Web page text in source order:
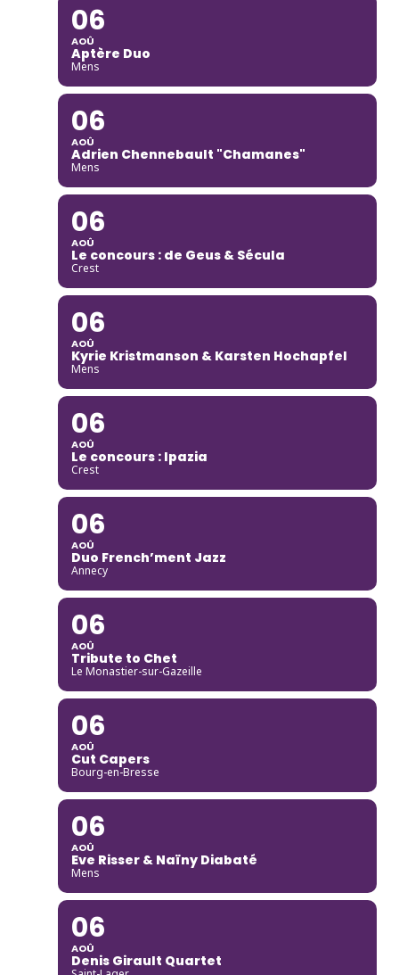
06
AOÛ
Aptère Duo
Mens
06
AOÛ
Adrien Chennebault "Chamanes"
Mens
06
AOÛ
Le concours : de Geus & Sécula
Crest
06
AOÛ
Kyrie Kristmanson & Karsten Hochapfel
Mens
06
AOÛ
Le concours : Ipazia
Crest
06
AOÛ
Duo French’ment Jazz
Annecy
06
AOÛ
Tribute to Chet
Le Monastier-sur-Gazeille
06
AOÛ
Cut Capers
Bourg-en-Bresse
06
AOÛ
Eve Risser & Naïny Diabaté
Mens
06
AOÛ
Denis Girault Quartet